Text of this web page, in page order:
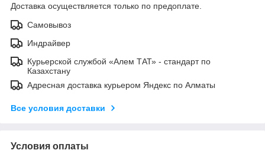
Доставка осуществляется только по предоплате.
Самовывоз
Индрайвер
Курьерской службой «Алем ТАТ» - стандарт по
Казахстану
Адресная доставка курьером Яндекс по Алматы
Все условия доставки
Условия оплаты